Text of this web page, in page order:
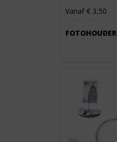
Vanaf € 3,50
FOTOHOUDER